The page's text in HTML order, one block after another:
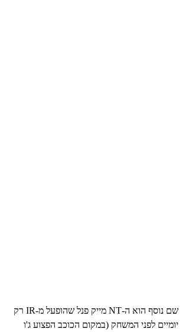
שם נוסף הוא ה-NT מייק פנל שהופעל מ-IR רק
יומיים לפני המשחק (במקום הכוכב הפצוע ג'ו